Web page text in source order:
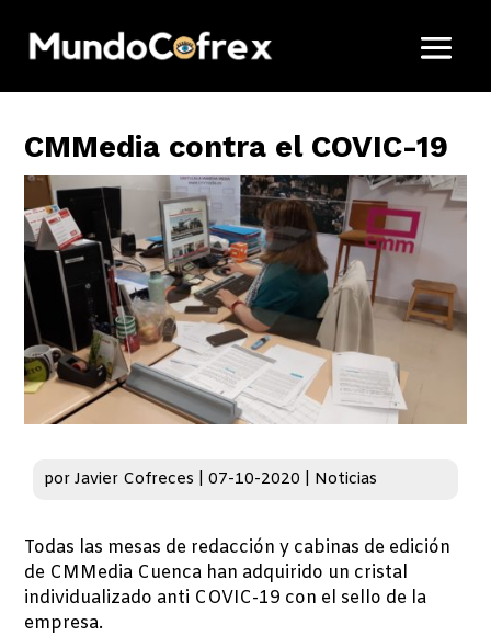
CMMedia contra el COVIC-19
porJavier Cofreces |07-10-2020 Noticias
Todas las mesas de redacción y cabinas de edición
de CMMedia Cuenca han adquirido un cristal
individualizado anti COVIC-19 con el sello de la
empresa.